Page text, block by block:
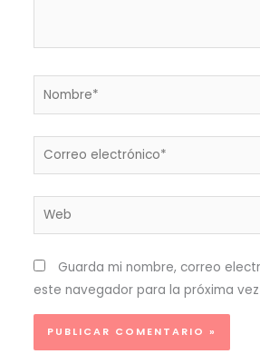
Nombre*
Correo
Web
Guarda mi nombre, correo
este navegador para la próxima